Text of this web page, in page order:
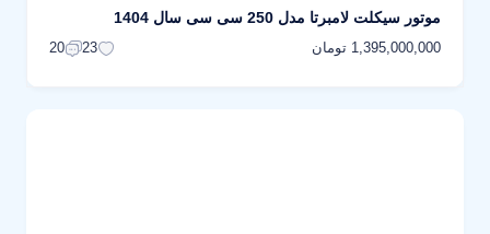
موتور سیکلت لامبرتا مدل 250 سی سی سال 1404
1,395,000,000 تومان 23
20